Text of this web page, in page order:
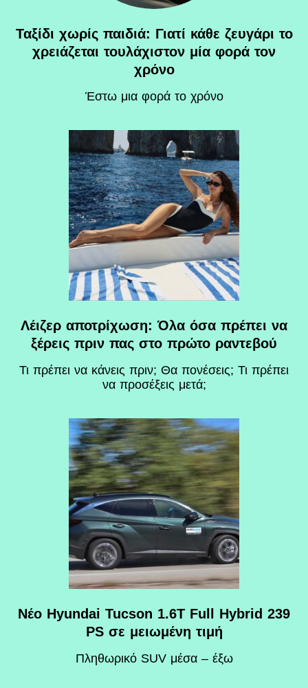
Ταξίδι χωρίς παιδιά: Γιατί κάθε ζευγάρι το
χρειάζεται τουλάχιστον μία φορά τον
χρόνο
Έστω μια φορά το χρόνο
Λέιζερ αποτρίχωση: Όλα όσα πρέπει να
ξέρεις πριν πας στο πρώτο ραντεβού
Τι πρέπει να κάνεις πριν; Θα πονέσεις; Τι πρέπει
να προσέξεις μετά;
Νέο Hyundai Tucson 1.6T Full Hybrid 239
PS σε μειωμένη τιμή
Πληθωρικό SUV μέσα – έξω